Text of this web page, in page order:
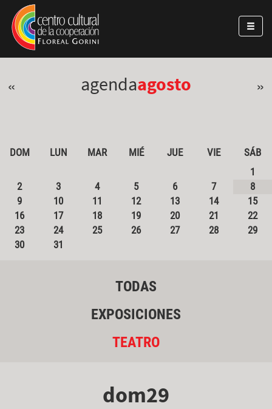
Pasar al contenido principal
Jump to main content
« agendaagosto »
DOM LUN MAR MIÉ JUE VIE
SÁB
1
2
3 4 5 6 7
8
9
10 11 12 13 14
15
16
17 18 19 20 21
22
23
24 25 26 27 28
29
30
31
TODAS
EXPOSICIONES
TEATRO
dom29